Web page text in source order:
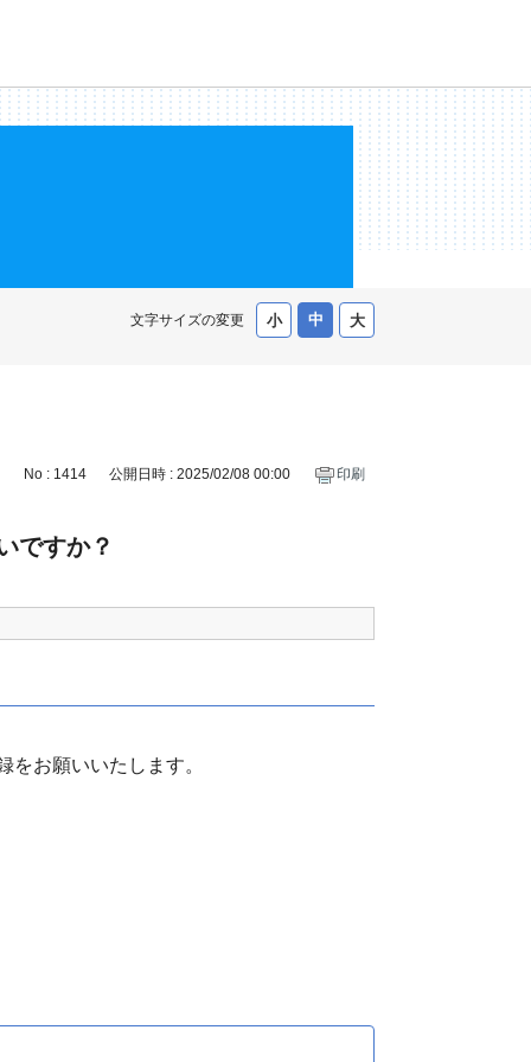
文字サイズの変更
No : 1414 公開日時 : 2025/02/08 00:00 印刷
ですか？
お願いいたします。